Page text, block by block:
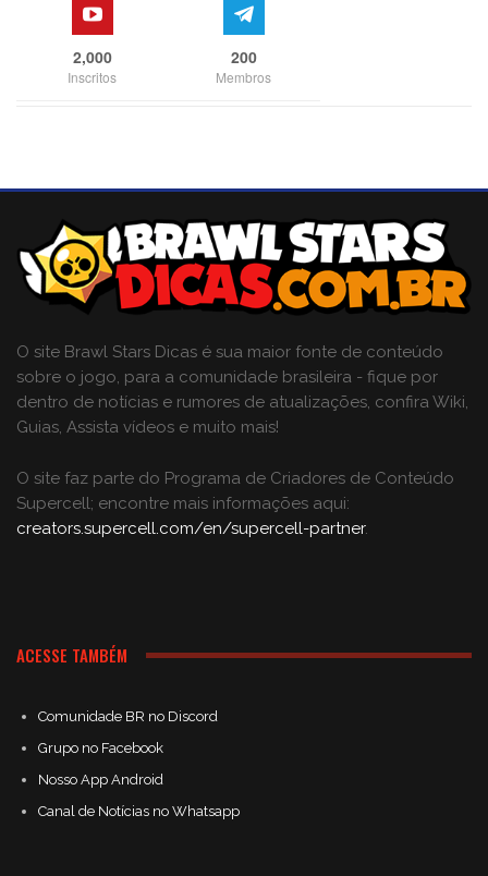
2,000
Inscritos
200
Membros
O site Brawl Stars Dicas é sua maior fonte de conteúdo
sobre o jogo, para a comunidade brasileira - fique por
dentro de notícias e rumores de atualizações, confira Wiki,
Guias, Assista vídeos e muito mais!
O site faz parte do Programa de Criadores de Conteúdo
Supercell; encontre mais informações aqui:
creators.supercell.com/en/supercell-partner.
ACESSE TAMBÉM
Comunidade BR no Discord
Grupo no Facebook
Nosso App Android
Canal de Notícias no Whatsapp